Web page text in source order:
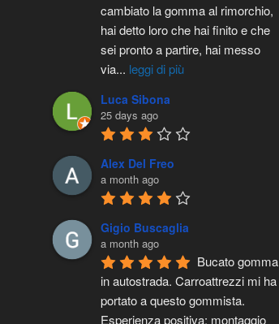
cambiato la gomma al rimorchio,
hai detto loro che hai finito e che
sei pronto a partire, hai messo
via... leggi di più
Luca Sibona
25 days ago
Alex Del Freo
a month ago
Gigio Buscaglia
a month ago
Bucato gomma
in autostrada. Carroattrezzi mi ha
portato a questo gommista.
Esperienza positiva: montaggio